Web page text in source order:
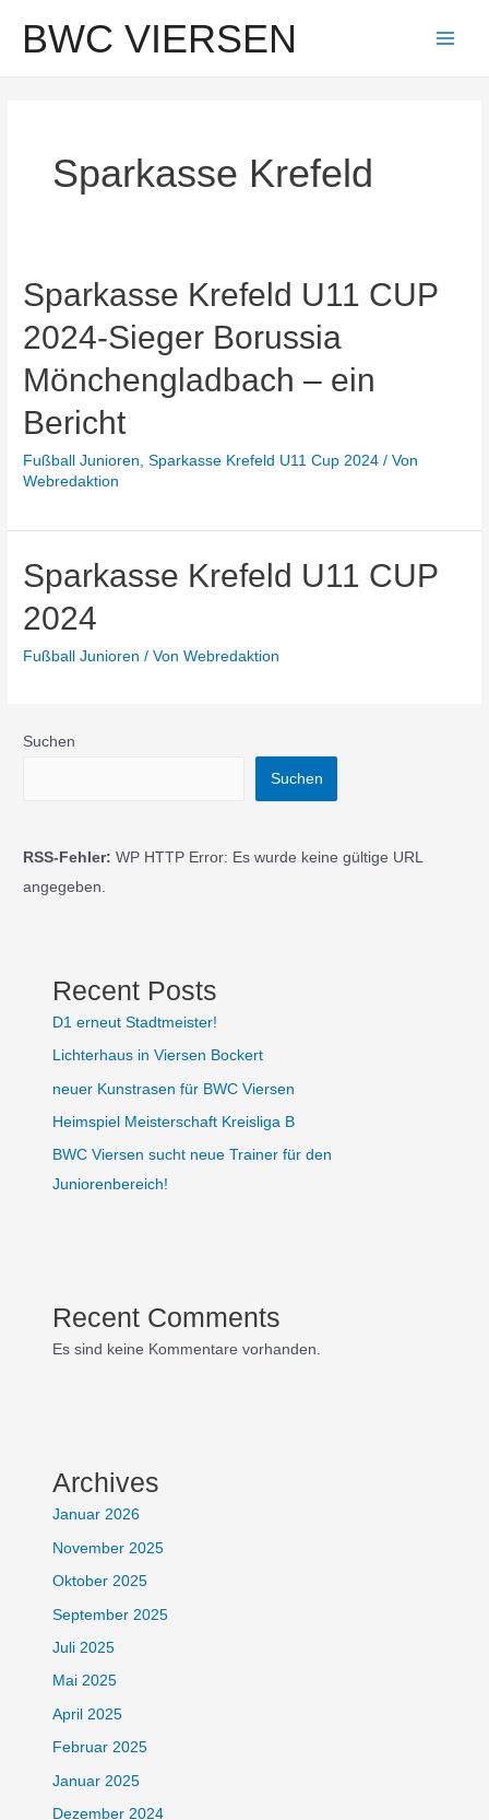
Inhalt
springen
BWC VIERSEN
Sparkasse Krefeld
Sparkasse Krefeld U11 CUP
2024-Sieger Borussia
Mönchengladbach – ein
Bericht
Fußball Junioren,Sparkasse Krefeld U11 Cup 2024 / Von
Webredaktion
Sparkasse Krefeld U11 CUP
2024
Fußball Junioren / VonWebredaktion
Suchen
Suchen
RSS-Fehler: WP HTTP Error: Es wurde keine gültige URL
angegeben.
Recent Posts
D1 erneut Stadtmeister!
Lichterhaus in Viersen Bockert
neuer Kunstrasen für BWC Viersen
Heimspiel Meisterschaft Kreisliga B
BWC Viersen sucht neue Trainer für den
Juniorenbereich!
Recent Comments
Es sind keine Kommentare vorhanden.
Archives
Januar 2026
November 2025
Oktober 2025
September 2025
Juli 2025
Mai 2025
April 2025
Februar 2025
Januar 2025
Dezember 2024